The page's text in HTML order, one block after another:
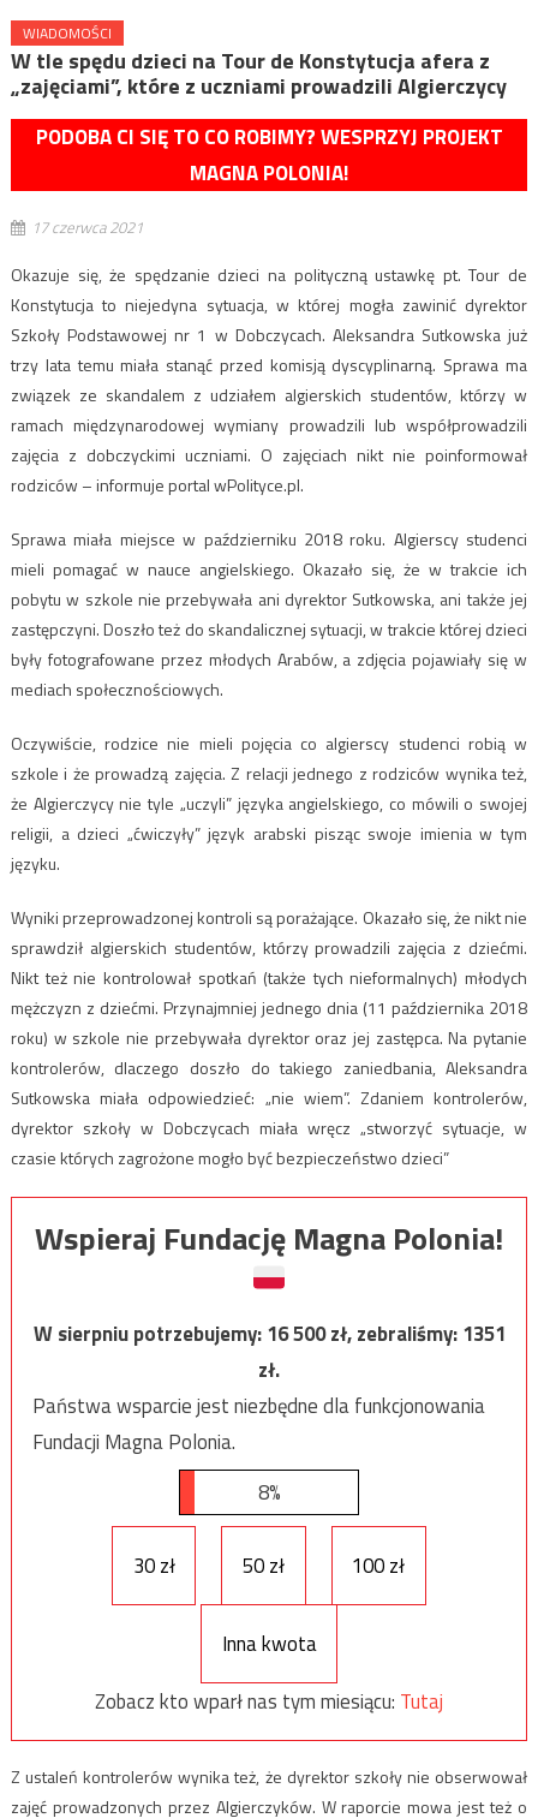
WIADOMOŚCI
W tle spędu dzieci na Tour de Konstytucja afera z
„zajęciami”, które z uczniami prowadzili Algierczycy
PODOBA CI SIĘ TO CO ROBIMY? WESPRZYJ PROJEKT
MAGNA POLONIA!
17 czerwca 2021
Okazuje się, że spędzanie dzieci na polityczną ustawkę pt. Tour de
Konstytucja to niejedyna sytuacja, w której mogła zawinić dyrektor
Szkoły Podstawowej nr 1 w Dobczycach. Aleksandra Sutkowska już
trzy lata temu miała stanąć przed komisją dyscyplinarną. Sprawa ma
związek ze skandalem z udziałem algierskich studentów, którzy w
ramach międzynarodowej wymiany prowadzili lub współprowadzili
zajęcia z dobczyckimi uczniami. O zajęciach nikt nie poinformował
rodziców – informuje portal wPolityce.pl.
Sprawa miała miejsce w październiku 2018 roku. Algierscy studenci
mieli pomagać w nauce angielskiego. Okazało się, że w trakcie ich
pobytu w szkole nie przebywała ani dyrektor Sutkowska, ani także jej
zastępczyni. Doszło też do skandalicznej sytuacji, w trakcie której dzieci
były fotografowane przez młodych Arabów, a zdjęcia pojawiały się w
mediach społecznościowych.
Oczywiście, rodzice nie mieli pojęcia co algierscy studenci robią w
szkole i że prowadzą zajęcia. Z relacji jednego z rodziców wynika też,
że Algierczycy nie tyle „uczyli” języka angielskiego, co mówili o swojej
religii, a dzieci „ćwiczyły” język arabski pisząc swoje imienia w tym
języku.
Wyniki przeprowadzonej kontroli są porażające. Okazało się, że nikt nie
sprawdził algierskich studentów, którzy prowadzili zajęcia z dziećmi.
Nikt też nie kontrolował spotkań (także tych nieformalnych) młodych
mężczyzn z dziećmi. Przynajmniej jednego dnia (11 października 2018
roku) w szkole nie przebywała dyrektor oraz jej zastępca. Na pytanie
kontrolerów, dlaczego doszło do takiego zaniedbania, Aleksandra
Sutkowska miała odpowiedzieć: „nie wiem”. Zdaniem kontrolerów,
dyrektor szkoły w Dobczycach miała wręcz „stworzyć sytuacje, w
czasie których zagrożone mogło być bezpieczeństwo dzieci”
Wspieraj Fundację Magna Polonia!
W sierpniu potrzebujemy:16 500zł, zebraliśmy:1351
zł.
Państwa wsparcie jest niezbędne dla funkcjonowania
Fundacji Magna Polonia.
8%
30 zł 50 zł 100 zł
Inna kwota
Zobacz kto wparł nas tym miesiącu: Tutaj
Z ustaleń kontrolerów wynika też, że dyrektor szkoły nie obserwował
zajęć prowadzonych przez Algierczyków. W raporcie mowa jest też o